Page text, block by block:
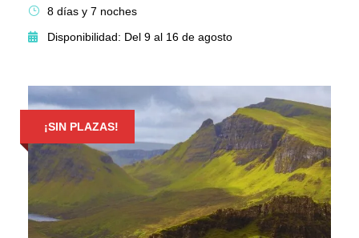
8 días y 7 noches
Disponibilidad: Del 9 al 16 de agosto
¡SIN PLAZAS!